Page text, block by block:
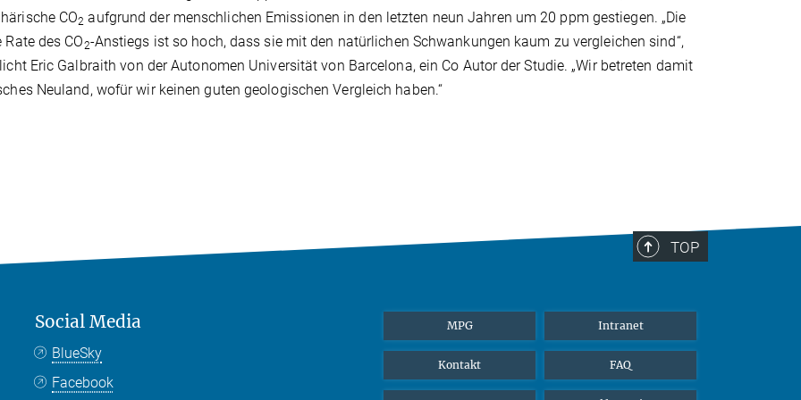
CO2 aufgrund der menschlichen Emissionen in den letzten neun Jahren um 20 ppm gestiegen. „Die
des CO2-Anstiegs ist so hoch, dass sie mit den natürlichen Schwankungen kaum zu vergleichen sind“,
Eric Galbraith von der Autonomen Universität von Barcelona, ein Co Autor der Studie. „Wir betreten damit
Neuland, wofür wir keinen guten geologischen Vergleich haben.“
TOP
Social Media
BlueSky
Facebook
MPG Intranet
Kontakt FAQ